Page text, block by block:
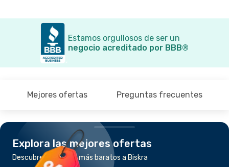
Estamos orgullosos de ser un
negocio acreditado por BBB®
Mejores ofertas Preguntas frecuentes
Explora las mejores ofertas
Descubre los vuelos más baratos a Biskra